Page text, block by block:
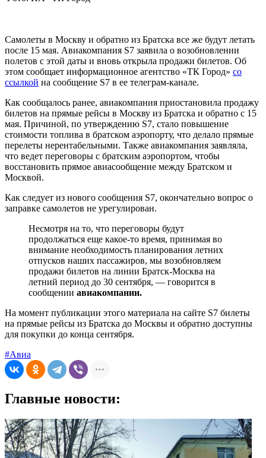
Самолеты в Москву и обратно из Братска все же будут летать
после 15 мая. Авиакомпания S7 заявила о возобновлении
полетов с этой даты и вновь открыла продажи билетов. Об
этом сообщает информационное агентство «ТК Город» со
ссылкой на сообщение S7 в ее телеграм-канале.
Как сообщалось ранее, авиакомпания приостановила продажу
билетов на прямые рейсы в Москву из Братска и обратно с 15
мая. Причиной, по утверждению S7, стало повышение
стоимости топлива в братском аэропорту, что делало прямые
перелеты нерентабельными. Также авиакомпания заявляла,
что ведет переговоры с братским аэропортом, чтобы
восстановить прямое авиасообщение между Братском и
Москвой.
Как следует из нового сообщения S7, окончательно вопрос о
заправке самолетов не урегулирован.
Несмотря на то, что переговоры будут
продолжаться еще какое-то время, принимая во
внимание необходимость планирования летних
отпусков наших пассажиров, мы возобновляем
продажи билетов на линии Братск-Москва на
летний период до 30 сентября, — говорится в
сообщении авиакомпании.
На момент публикации этого материала на сайте S7 билеты
на прямые рейсы из Братска до Москвы и обратно доступны
для покупки до конца сентября.
#Авиа
Главные новости: